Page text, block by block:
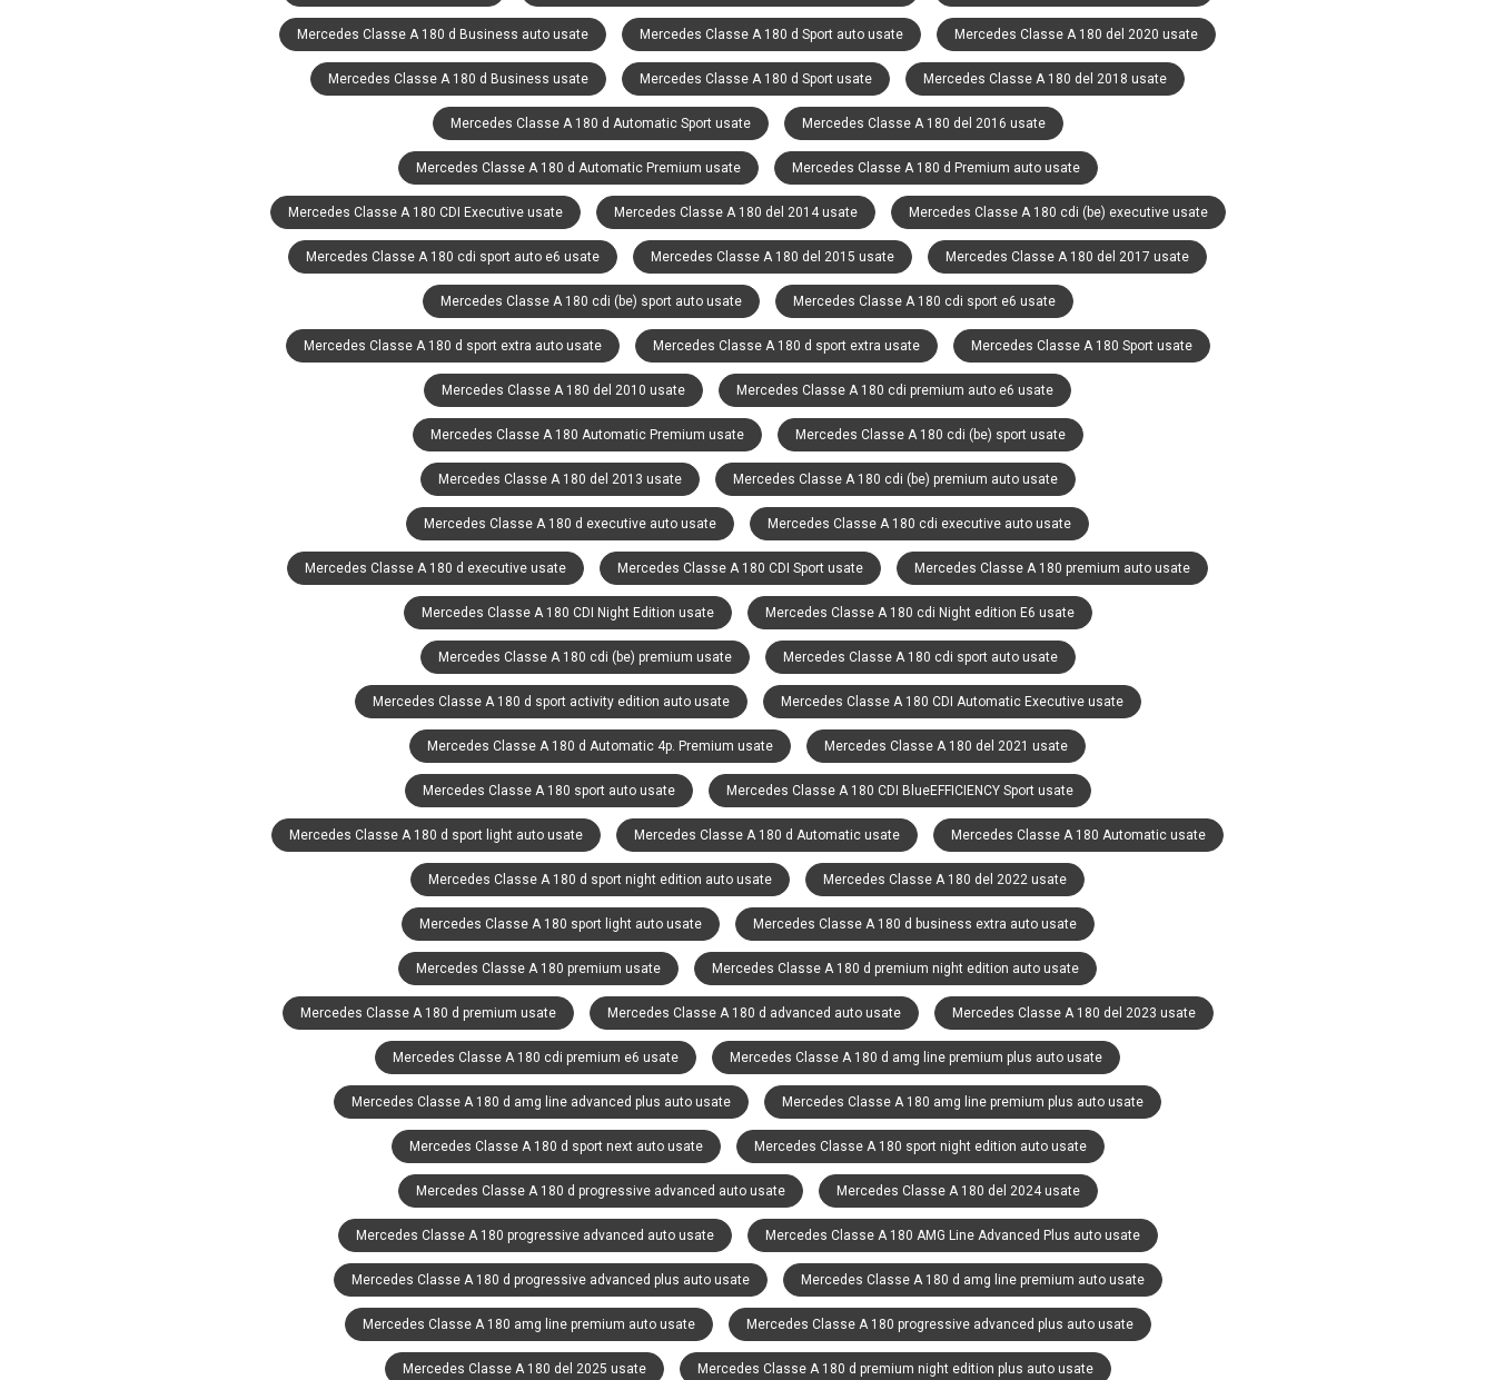
Mercedes Classe A 180 d Business auto usate Mercedes Classe A 180 d Sport auto usate Mercedes Classe A 180 del 2020 usate
Mercedes Classe A 180 d Business usate Mercedes Classe A 180 d Sport usate Mercedes Classe A 180 del 2018 usate
Mercedes Classe A 180 d Automatic Sport usate Mercedes Classe A 180 del 2016 usate
Mercedes Classe A 180 d Automatic Premium usate Mercedes Classe A 180 d Premium auto usate
Mercedes Classe A 180 CDI Executive usate Mercedes Classe A 180 del 2014 usate Mercedes Classe A 180 cdi (be) executive usate
Mercedes Classe A 180 cdi sport auto e6 usate Mercedes Classe A 180 del 2015 usate Mercedes Classe A 180 del 2017 usate
Mercedes Classe A 180 cdi (be) sport auto usate Mercedes Classe A 180 cdi sport e6 usate
Mercedes Classe A 180 d sport extra auto usate Mercedes Classe A 180 d sport extra usate Mercedes Classe A 180 Sport usate
Mercedes Classe A 180 del 2010 usate Mercedes Classe A 180 cdi premium auto e6 usate
Mercedes Classe A 180 Automatic Premium usate Mercedes Classe A 180 cdi (be) sport usate
Mercedes Classe A 180 del 2013 usate Mercedes Classe A 180 cdi (be) premium auto usate
Mercedes Classe A 180 d executive auto usate Mercedes Classe A 180 cdi executive auto usate
Mercedes Classe A 180 d executive usate Mercedes Classe A 180 CDI Sport usate Mercedes Classe A 180 premium auto usate
Mercedes Classe A 180 CDI Night Edition usate Mercedes Classe A 180 cdi Night edition E6 usate
Mercedes Classe A 180 cdi (be) premium usate Mercedes Classe A 180 cdi sport auto usate
Mercedes Classe A 180 d sport activity edition auto usate Mercedes Classe A 180 CDI Automatic Executive usate
Mercedes Classe A 180 d Automatic 4p. Premium usate Mercedes Classe A 180 del 2021 usate
Mercedes Classe A 180 sport auto usate Mercedes Classe A 180 CDI BlueEFFICIENCY Sport usate
Mercedes Classe A 180 d sport light auto usate Mercedes Classe A 180 d Automatic usate Mercedes Classe A 180 Automatic usate
Mercedes Classe A 180 d sport night edition auto usate Mercedes Classe A 180 del 2022 usate
Mercedes Classe A 180 sport light auto usate Mercedes Classe A 180 d business extra auto usate
Mercedes Classe A 180 premium usate Mercedes Classe A 180 d premium night edition auto usate
Mercedes Classe A 180 d premium usate Mercedes Classe A 180 d advanced auto usate Mercedes Classe A 180 del 2023 usate
Mercedes Classe A 180 cdi premium e6 usate Mercedes Classe A 180 d amg line premium plus auto usate
Mercedes Classe A 180 d amg line advanced plus auto usate Mercedes Classe A 180 amg line premium plus auto usate
Mercedes Classe A 180 d sport next auto usate Mercedes Classe A 180 sport night edition auto usate
Mercedes Classe A 180 d progressive advanced auto usate Mercedes Classe A 180 del 2024 usate
Mercedes Classe A 180 progressive advanced auto usate Mercedes Classe A 180 AMG Line Advanced Plus auto usate
Mercedes Classe A 180 d progressive advanced plus auto usate Mercedes Classe A 180 d amg line premium auto usate
Mercedes Classe A 180 amg line premium auto usate Mercedes Classe A 180 progressive advanced plus auto usate
Mercedes Classe A 180 del 2025 usate Mercedes Classe A 180 d premium night edition plus auto usate